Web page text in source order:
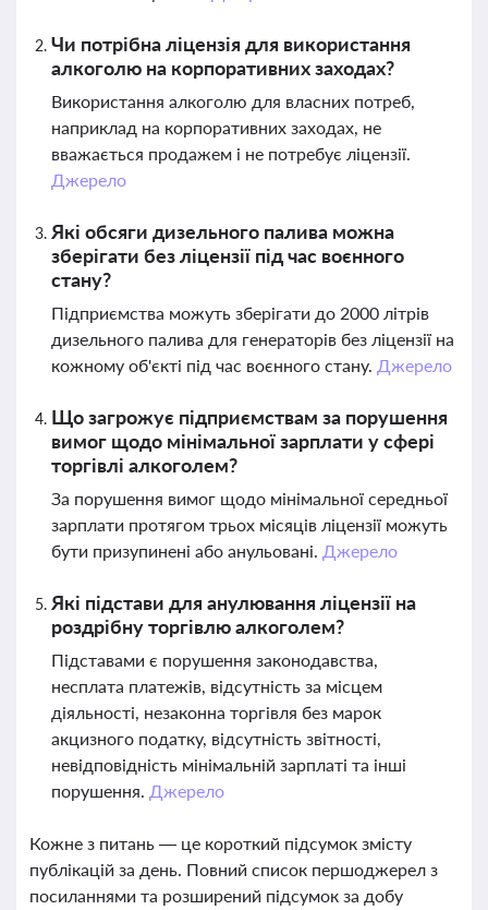
Чи потрібна ліцензія для використання
алкоголю на корпоративних заходах?
Використання алкоголю для власних потреб,
наприклад на корпоративних заходах, не
вважається продажем і не потребує ліцензії.
Джерело
Які обсяги дизельного палива можна
зберігати без ліцензії під час воєнного
стану?
Підприємства можуть зберігати до 2000 літрів
дизельного палива для генераторів без ліцензії на
кожному об'єкті під час воєнного стану. Джерело
Що загрожує підприємствам за порушення
вимог щодо мінімальної зарплати у сфері
торгівлі алкоголем?
За порушення вимог щодо мінімальної середньої
зарплати протягом трьох місяців ліцензії можуть
бути призупинені або анульовані. Джерело
Які підстави для анулювання ліцензії на
роздрібну торгівлю алкоголем?
Підставами є порушення законодавства,
несплата платежів, відсутність за місцем
діяльності, незаконна торгівля без марок
акцизного податку, відсутність звітності,
невідповідність мінімальній зарплаті та інші
порушення. Джерело
Кожне з питань — це короткий підсумок змісту
публікацій за день. Повний список першоджерел з
посиланнями та розширений підсумок за добу